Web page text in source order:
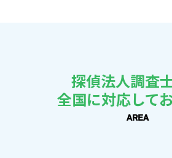
探偵法人調査
全国に対応して
AREA